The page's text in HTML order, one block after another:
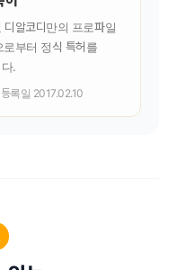
알코디만의 프로파일
로부터 정식 특허를
.
등록일 2017.02.10